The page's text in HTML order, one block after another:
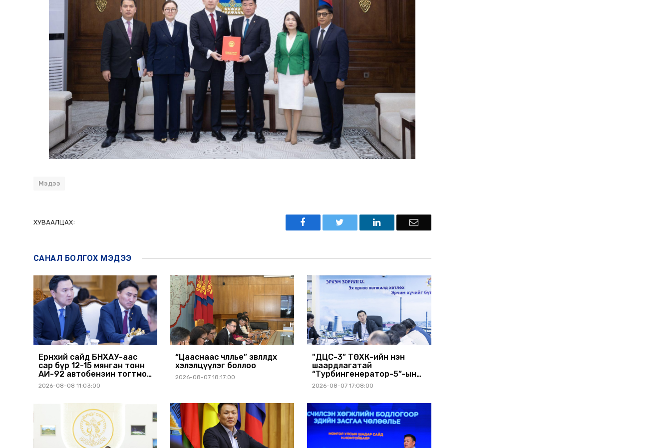
Мэдээ
ХУВААЛЦАХ:
САНАЛ БОЛГОХ МЭДЭЭ
Ерөнхий сайд БНХАУ-аас
сар бүр 12-15 мянган тонн
АИ-92 автобензин тогтмол
нийлүүлэх хүсэлт тавилаа
2026-08-08 11:03:00
“Цааснаас чөлөөлье” зөвлөлдөх
хэлэлцүүлэг боллоо
2026-08-07 18:17:00
"ДЦС-3” ТӨХК-ийн нэн
шаардлагатай
“Турбингенератор-5”-ын
шинэчлэлийн төсвийг
2026-08-07 17:08:00